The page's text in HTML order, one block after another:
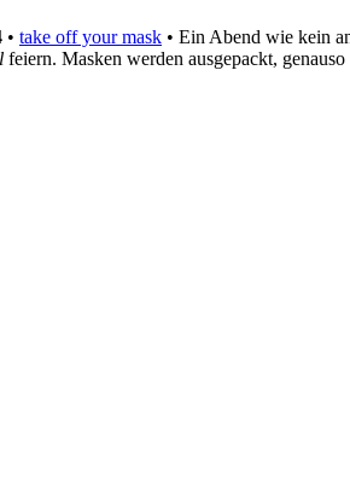
• take off your mask • Ein Abend wie kein
feiern. Masken werden ausgepackt,